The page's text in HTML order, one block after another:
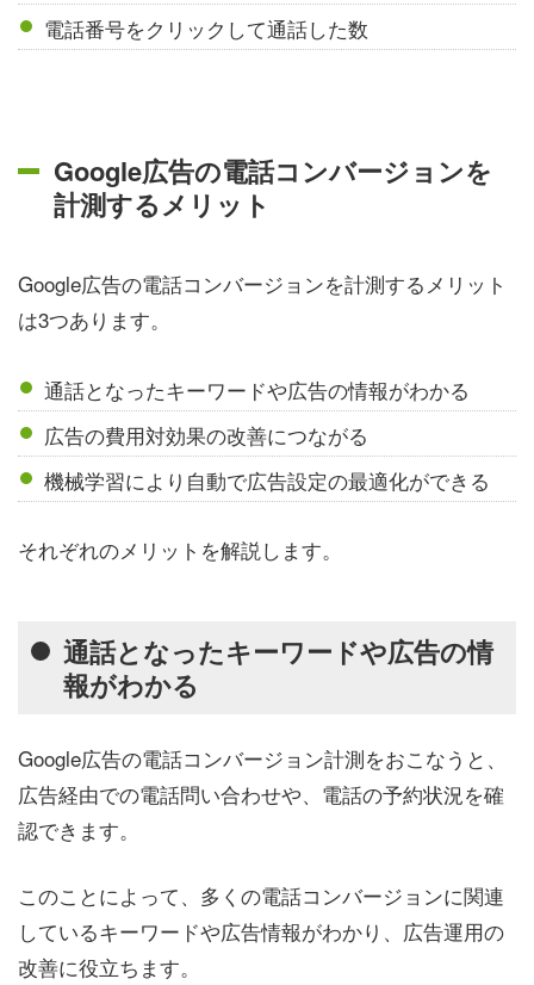
電話番号をクリックして通話した数
Google広告の電話コンバージョンを
計測するメリット
Google広告の電話コンバージョンを計測するメリット
は3つあります。
通話となったキーワードや広告の情報がわかる
広告の費用対効果の改善につながる
機械学習により自動で広告設定の最適化ができる
それぞれのメリットを解説します。
通話となったキーワードや広告の情
報がわかる
Google広告の電話コンバージョン計測をおこなうと、
広告経由での電話問い合わせや、電話の予約状況を確
認できます。
このことによって、多くの電話コンバージョンに関連
しているキーワードや広告情報がわかり、広告運用の
改善に役立ちます。